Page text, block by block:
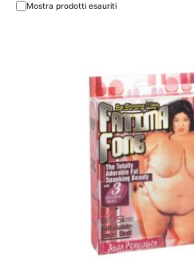
Mostra prodotti esauriti